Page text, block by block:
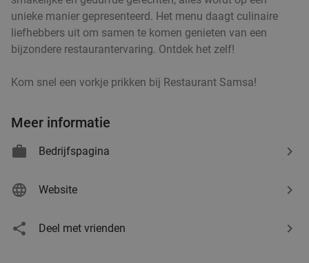
unieke manier gepresenteerd. Het menu daagt culinaire
liefhebbers uit om samen te komen genieten van een
bijzondere restaurantervaring. Ontdek het zelf!
Kom snel een vorkje prikken bij Restaurant Samsa!
Meer informatie
Bedrijfspagina
Website
Deel met vrienden